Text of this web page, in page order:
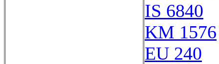
IS 6840
KM 1576
EU 240